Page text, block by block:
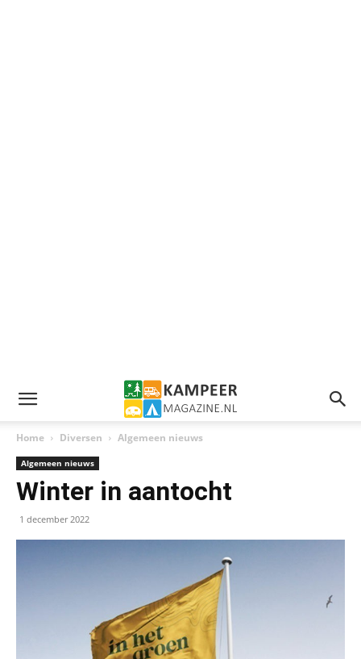
Home Diversen Algemeen nieuws
Algemeen nieuws
Winter in aantocht
1 december 2022